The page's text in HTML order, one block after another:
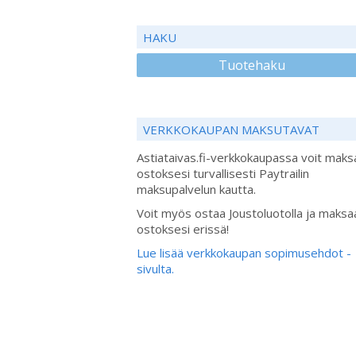
HAKU
Tuotehaku
VERKKOKAUPAN MAKSUTAVAT
Astiataivas.fi-verkkokaupassa voit
ostoksesi turvallisesti Paytrailin
maksupalvelun kautta.
Voit myös ostaa Joustoluotolla ja
ostoksesi erissä!
Lue lisää verkkokaupan sopimusehdot -
sivulta.